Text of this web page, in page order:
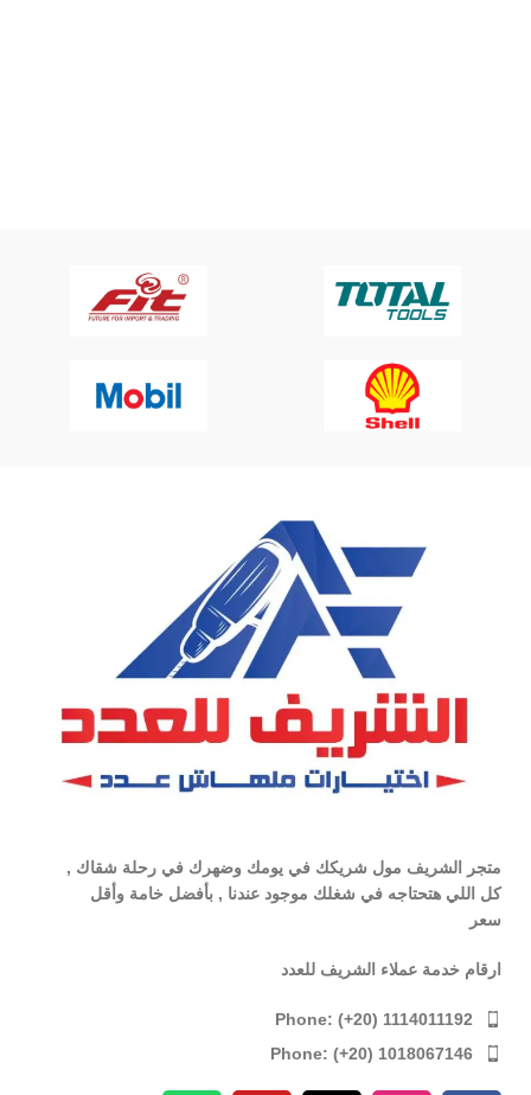
متجر الشريف مول شريكك في يومك وضهرك في رحلة شقاك ,
كل اللي هتحتاجه في شغلك موجود عندنا , بأفضل خامة وأقل
سعر
ارقام خدمة عملاء الشريف للعدد
Phone: (+20) 1114011192
Phone: (+20) 1018067146